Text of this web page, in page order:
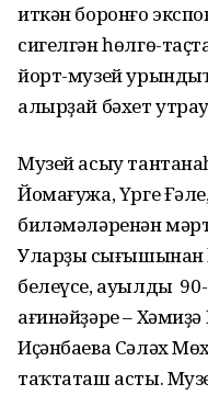
иткән боронғо
сигелгән һөлгө-
йорт-музей
алырҙай бәхет
Музей асыу
Йомағужа, Үрге
биләмәләренән
Уларҙың сығышынан
белеүсе, ауылдың
ағинәйҙәре –
Иҫәнбаева Сәләх
таҡтаташ асты.